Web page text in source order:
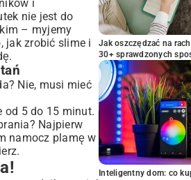
i
nie jest do
– myjemy
jak zrobić slime i
Nie, musi mieć
od 5 do 15 minut.
Najpierw
namocz plamę w
Jak oszczędzać na
30+ sprawdzonych
Inteligentny dom: co